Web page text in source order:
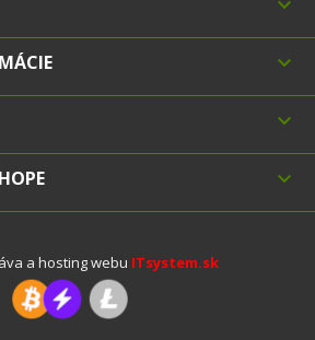




a hosting webu ITsystem.sk